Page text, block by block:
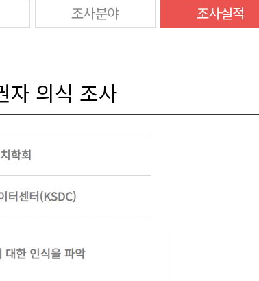
조사분야 조사실적
자 의식 조사